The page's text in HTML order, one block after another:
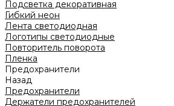
Подсветка декоративная
Гибкий неон
Лента светодиодная
Логотипы светодиодные
Повторитель поворота
Пленка
Предохранители
Назад
Предохранители
Держатели предохранителей